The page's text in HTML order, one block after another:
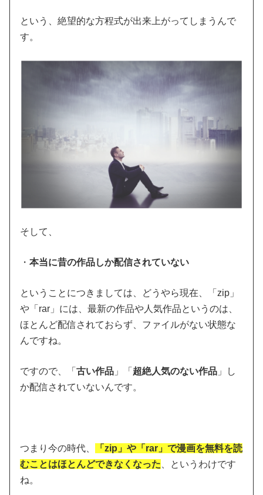
という、絶望的な方程式が出来上がってしまうんで
す。
そして、
・本当に昔の作品しか配信されていない
ということにつきましては、どうやら現在、「zip」
や「rar」には、最新の作品や人気作品というのは、
ほとんど配信されておらず、ファイルがない状態な
んですね。
ですので、 「古い作品 」「 超絶人気のない作品 」し
か配信されていないんです。
つまり今の時代、
「zip」や「rar」で漫画を無料を読
むことはほとんどできなくなった 、というわけです
ね。